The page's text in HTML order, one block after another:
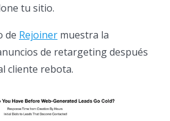
tu sitio.
de Rejoiner muestra la
de retargeting después
cliente rebota.